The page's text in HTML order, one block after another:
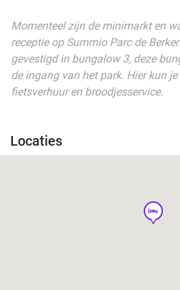
Momenteel zijn de minimarkt en
receptie op Summio Parc de
gevestigd in bungalow 3, deze
de ingang van het park. Hier kun
fietsverhuur en broodjesservice.
Locaties
hotel